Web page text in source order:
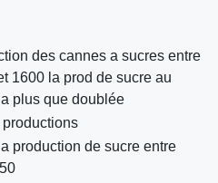
des cannes a sucres entre
1600 la prod de sucre au
plus que doublée
production de sucre entre